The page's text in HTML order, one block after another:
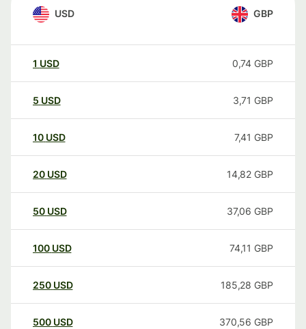
USD GBP
1 USD 0,74 GBP
5 USD 3,71 GBP
10 USD 7,41 GBP
20 USD 14,82 GBP
50 USD 37,06 GBP
100 USD 74,11 GBP
250 USD 185,28 GBP
500 USD 370,56 GBP